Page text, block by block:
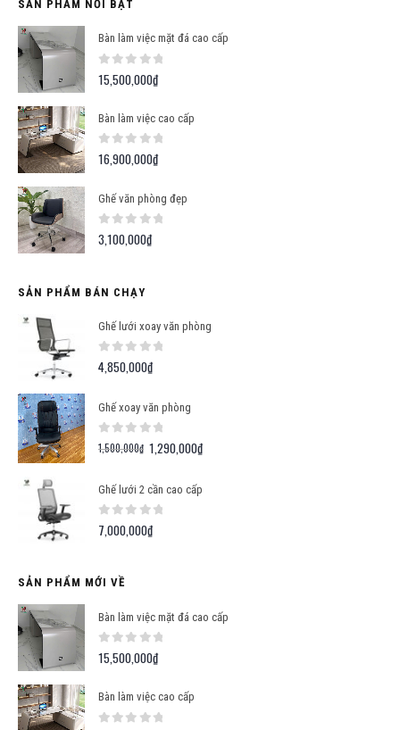
SẢN PHẨM NỔI BẬT
Bàn làm việc mặt đá cao cấp
0out of 5
15,500,000₫
Bàn làm việc cao cấp
0out of 5
16,900,000₫
Ghế văn phòng đẹp
0 out of 5
3,100,000₫
SẢN PHẨM BÁN CHẠY
Ghế lưới xoay văn phòng
0 out of 5
4,850,000₫
Ghế xoay văn phòng
0out of 5
1,500,000₫ Giá
là:
1,500,000₫.
1,290,000₫Giá
Ghế lưới 2 cần cao cấp
0 out of 5
7,000,000₫
SẢN PHẨM MỚI VỀ
Bàn làm việc mặt đá cao cấp
0out of 5
15,500,000₫
Bàn làm việc cao cấp